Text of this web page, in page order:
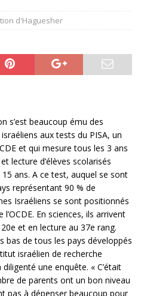
d'Haguesher
s’est beaucoup ému des
aux tests du PISA, un
et qui mesure tous les 3 ans
lecture d’élèves scolarisés
ans. A ce test, auquel se sont
représentant 90 % de
Israéliens se sont positionnés
En sciences, ils arrivent
et en lecture au 37e rang.
bas de tous les pays développés
israélien de recherche
une enquête. « C’était
de parents ont un bon niveau
pas à dépenser beaucoup pour